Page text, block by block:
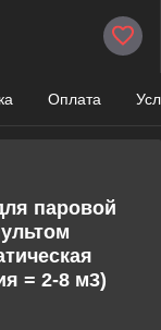
Оплата
паровой
= 2-8 м3)